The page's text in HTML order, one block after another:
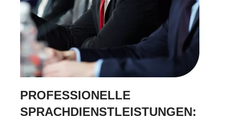
PROFESSIONELLE
SPRACHDIENSTLEISTUNGEN: